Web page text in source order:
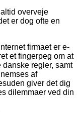
overveje
er dog ofte en
firmaet er e-
et fingerpeg om at
regler, samt
af
giver det dig
dilemmaer ved din